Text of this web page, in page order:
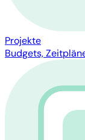
Projekte
Budgets,